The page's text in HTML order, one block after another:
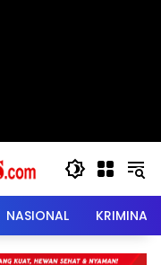
NASIONAL KRIMINAL